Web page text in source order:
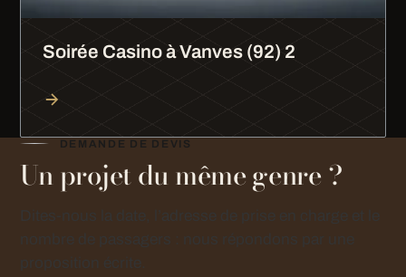
Soirée Casino à Vanves (92) 2
DEMANDE DE DEVIS
Un projet du même genre ?